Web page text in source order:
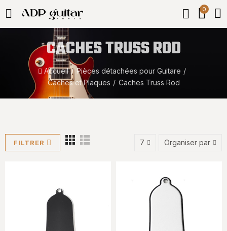
0
CACHES TRUSS ROD
Accueil
Pièces détachées pour Guitare
Caches et Plaques
Caches Truss Rod
FILTRER 7 Organiser par